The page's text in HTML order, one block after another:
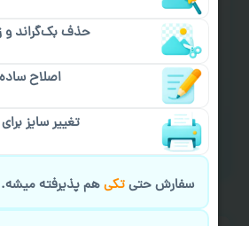
سفارش گیری آنلاین
امکان سفارش از طریق چت و
سایت با پشتیبانی آنلاین
(تماس با ما‌)
حذف بک‌گراند و
اصلاح
تغییر سایز
سفارش حتیتکیهم پذیرفته میشه.